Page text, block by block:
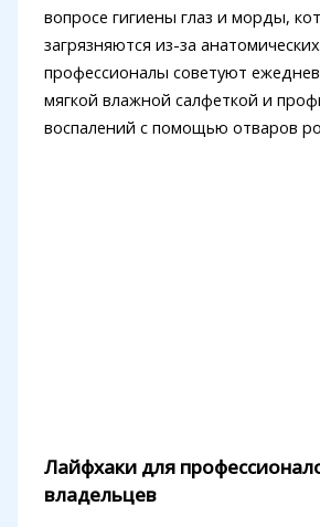
вопросе гигиены глаз и морды,
загрязняются из-за
профессионалы советуют
мягкой влажной салфеткой и
воспалений с помощью отваров
Лайфхаки для
владельцев